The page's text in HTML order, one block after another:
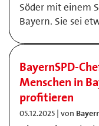
Söder mit einem
Bayern. Sie sei
BayernSPD-
Menschen in
profitieren
05.12.2025 | von